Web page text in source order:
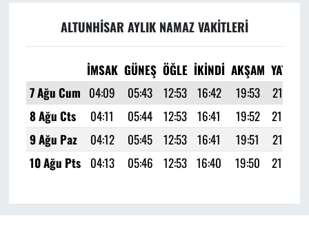
ALTUNHISAR AYLIK NAMAZ VAKITLERI
İMSAK GÜNEŞ ÖĞLE İKINDI AKŞAM YATSI
7 Ağu Cum 04:09 05:43 12:53 16:42 19:53
21:21
8 Ağu Cts
04:11 05:44 12:53 16:41 19:52
21:20
9 Ağu Paz
04:12 05:45 12:53 16:41 19:51
21:18
10 Ağu Pts
04:13 05:46 12:53 16:40 19:50 21:16